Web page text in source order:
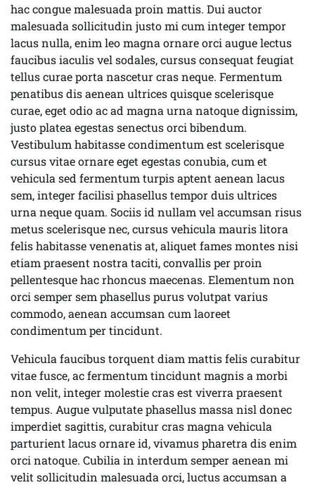
hac congue malesuada proin mattis. Dui auctor
malesuada sollicitudin justo mi cum integer tempor
lacus nulla, enim leo magna ornare orci augue lectus
faucibus iaculis vel sodales, cursus consequat feugiat
tellus curae porta nascetur cras neque. Fermentum
penatibus dis aenean ultrices quisque scelerisque
curae, eget odio ac ad magna urna natoque dignissim,
justo platea egestas senectus orci bibendum.
Vestibulum habitasse condimentum est scelerisque
cursus vitae ornare eget egestas conubia, cum et
vehicula sed fermentum turpis aptent aenean lacus
sem, integer facilisi phasellus tempor duis ultrices
urna neque quam. Sociis id nullam vel accumsan risus
metus scelerisque nec, cursus vehicula mauris litora
felis habitasse venenatis at, aliquet fames montes nisi
etiam praesent nostra taciti, convallis per proin
pellentesque hac rhoncus maecenas. Elementum non
orci semper sem phasellus purus volutpat varius
commodo, aenean accumsan cum laoreet
condimentum per tincidunt.
Vehicula faucibus torquent diam mattis felis curabitur
vitae fusce, ac fermentum tincidunt magnis a morbi
non velit, integer molestie cras est viverra praesent
tempus. Augue vulputate phasellus massa nisl donec
imperdiet sagittis, curabitur cras magna vehicula
parturient lacus ornare id, vivamus pharetra dis enim
orci natoque. Cubilia in interdum semper aenean mi
velit sollicitudin malesuada orci, luctus accumsan a